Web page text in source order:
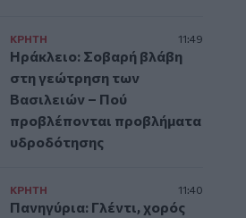
ΚΡΗΤΗ 11:49
Ηράκλειο: Σοβαρή βλάβη
στη γεώτρηση των
Βασιλειών – Πού
προβλέπονται προβλήματα
υδροδότησης
ΚΡΗΤΗ 11:40
Πανηγύρια: Γλέντι, χορός